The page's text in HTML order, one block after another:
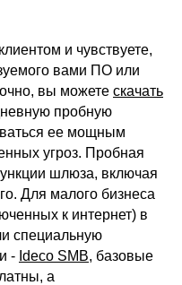
и чувствуете,
вами ПО или
вы можете скачать
пробную
ее мощным
угроз. Пробная
шлюза, включая
Для малого бизнеса
к интернет) в
специальную
- Ideco SMB, базовые
а